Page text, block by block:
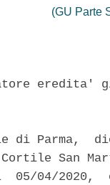
(GU Parte
eredita'
di Parma,
San
05/04/